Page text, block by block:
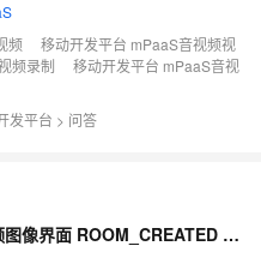
频
移动开发平台 mPaaS音视频视
频录制
移动开发平台 mPaaS音视
发平台 > 问答
mPaaS音视频通话小程序 打开视频图像界面 ROOM_CREATED 监听不到消息 是啥情况？